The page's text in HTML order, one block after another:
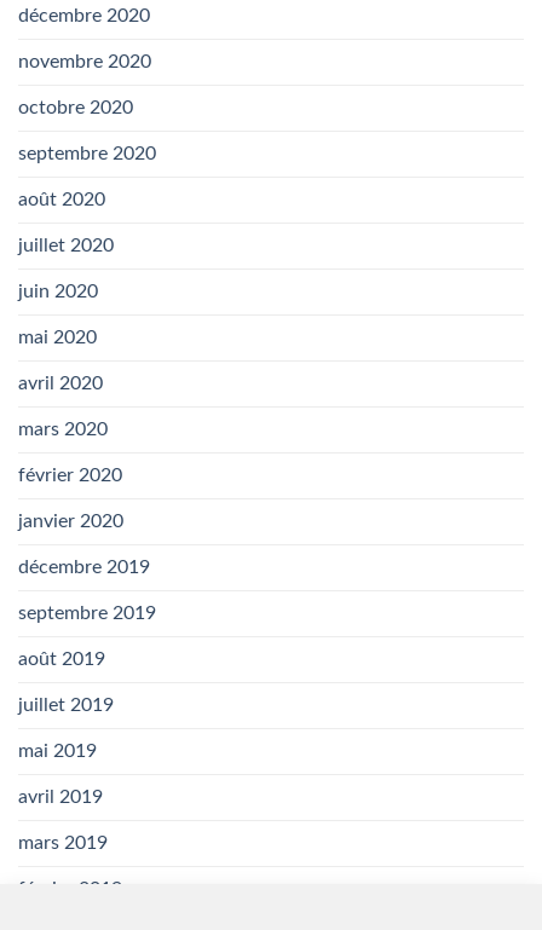
décembre 2020
novembre 2020
octobre 2020
septembre 2020
août 2020
juillet 2020
juin 2020
mai 2020
avril 2020
mars 2020
février 2020
janvier 2020
décembre 2019
septembre 2019
août 2019
juillet 2019
mai 2019
avril 2019
mars 2019
février 2019